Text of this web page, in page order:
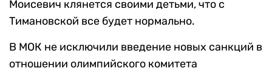
Моисевич клянется своими детьми, что с
Тимановской все будет нормально.
В МОК не исключили введение новых санкций в
отношении олимпийского комитета